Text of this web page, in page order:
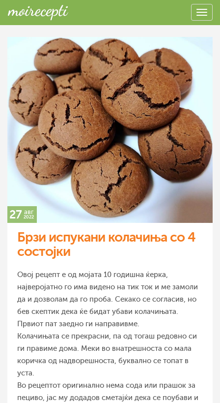
27 авг
2022
Брзи испукани колачиња со 4
состојки
Овој рецепт е од мојата 10 годишна ќерка,
најверојатно го има видено на тик ток и ме замоли
да и дозволам да го проба. Секако се согласив, но
бев скептик дека ќе бидат убави колачињата.
Првиот пат заедно ги направивме.
Колачињата се прекрасни, па од тогаш редовно си
ги правиме дома. Меки во внатрешноста со мала
коричка од надворешноста, буквално се топат в
уста.
Во рецептот оригинално нема сода или прашок за
пециво, јас му додадов сметајќи дека се поубави и